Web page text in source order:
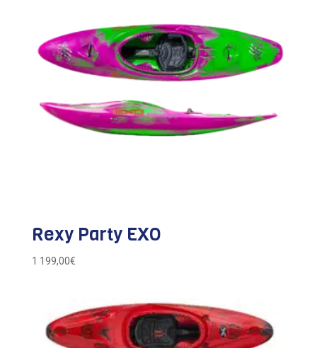
Rexy Party EXO
1 199,00€